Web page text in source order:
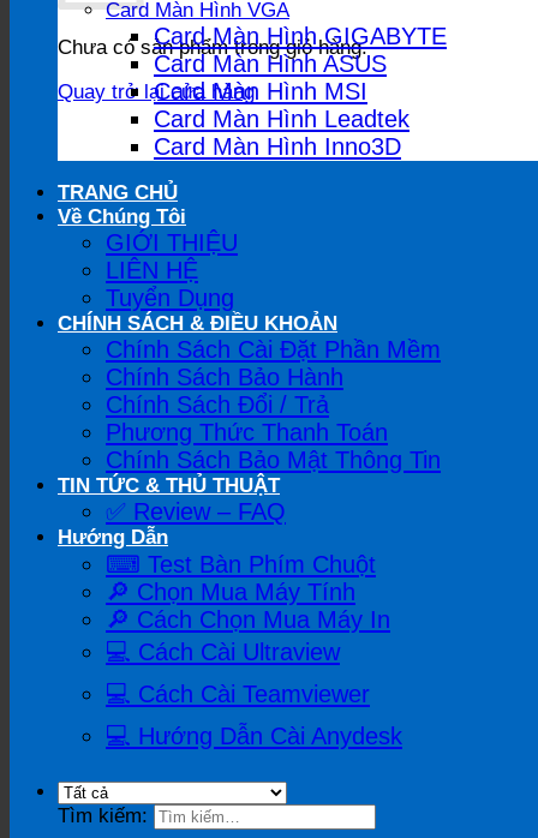
Chưa có sản phẩm trong giỏ hàng.
Quay trở lại cửa hàng
Card Màn Hình VGA
Card Màn Hình GIGABYTE
Card Màn Hình ASUS
Card Màn Hình MSI
Card Màn Hình Leadtek
Card Màn Hình Inno3D
TRANG CHỦ
Về Chúng Tôi
GIỚI THIỆU
LIÊN HỆ
Tuyển Dụng
CHÍNH SÁCH & ĐIỀU KHOẢN
Chính Sách Cài Đặt Phần Mềm
Chính Sách Bảo Hành
Chính Sách Đổi / Trả
Phương Thức Thanh Toán
Chính Sách Bảo Mật Thông Tin
TIN TỨC & THỦ THUẬT
✅ Review – FAQ
Hướng Dẫn
⌨ Test Bàn Phím Chuột
🔎 Chọn Mua Máy Tính
🔎 Cách Chọn Mua Máy In
💻 Cách Cài Ultraview
💻 Cách Cài Teamviewer
💻 Hướng Dẫn Cài Anydesk
Tìm kiếm: